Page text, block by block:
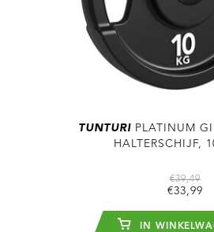
TUNTURI PLATINUM
HALTERSCHIJF,
€39,49
€33,99
IN